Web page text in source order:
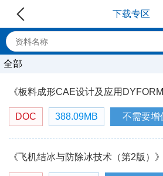
下载专区
全部
《板料成形CAE设计及应用
DOC 388.09MB 不需要增
《飞机结冰与防除冰技术（第2版）